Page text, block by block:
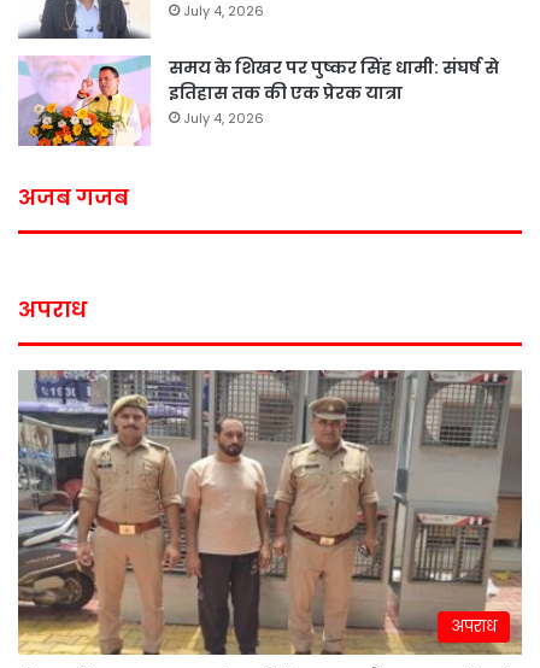
July 4, 2026
समय के शिखर पर पुष्कर सिंह धामी: संघर्ष से
इतिहास तक की एक प्रेरक यात्रा
July 4, 2026
अजब गजब
अपराध
अपराध